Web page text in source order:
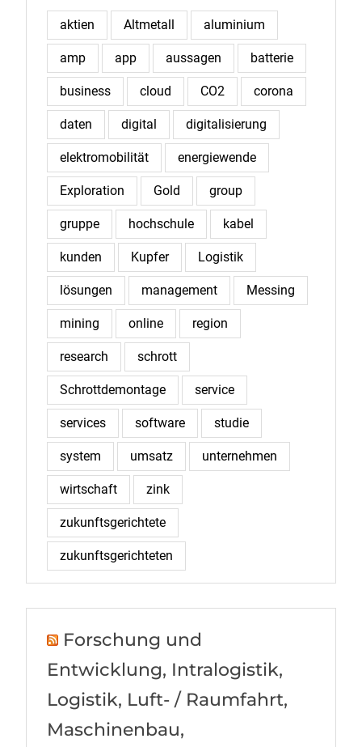
aktien Altmetall aluminium
amp app aussagen batterie
business cloud CO2 corona
daten digital digitalisierung
elektromobilität energiewende
Exploration Gold group
gruppe hochschule kabel
kunden Kupfer Logistik
lösungen management Messing
mining online region
research schrott
Schrottdemontage service
services software studie
system umsatz unternehmen
wirtschaft zink
zukunftsgerichtete
zukunftsgerichteten
Forschung und
Entwicklung, Intralogistik,
Logistik, Luft- / Raumfahrt,
Maschinenbau,